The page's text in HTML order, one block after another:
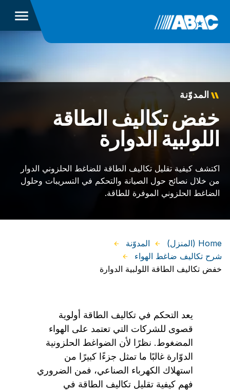
المدوّنة
خفض تكاليف الطاقة
اللولبية الدوارة
اكتشف كيفية تقليل تكاليف الطاقة للضاغط الحلزوني الدوار
من خلال نصائح حول الصيانة والتحكم في التسريبات وحلول
الضاغط الحلزوني الموفرة للطاقة.
Home (المنزل)
المدوّنة
شرح تكاليف ضاغط الهواء
خفض تكاليف الطاقة اللولبية الدوارة
يعد التحكم في تكاليف الطاقة أولوية
قصوى للشركات التي تعتمد على الهواء
المضغوط. نظرًا لأن الضواغط الحلزونية
الدوّارة غالبًا ما تمثل جزءًا كبيرًا من
استهلاك الكهرباء الصناعي، فمن الضروري
فهم كيفية تقليل تكاليف الطاقة في